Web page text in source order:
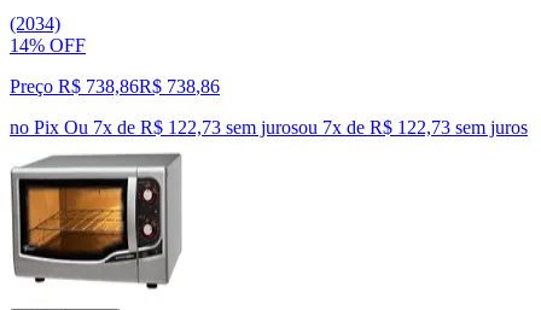
(2034)
14% OFF
Preço R$ 738,86R$ 738,86
no Pix Ou 7x de R$ 122,73 sem jurosou 7x de R$ 122,73 sem juros